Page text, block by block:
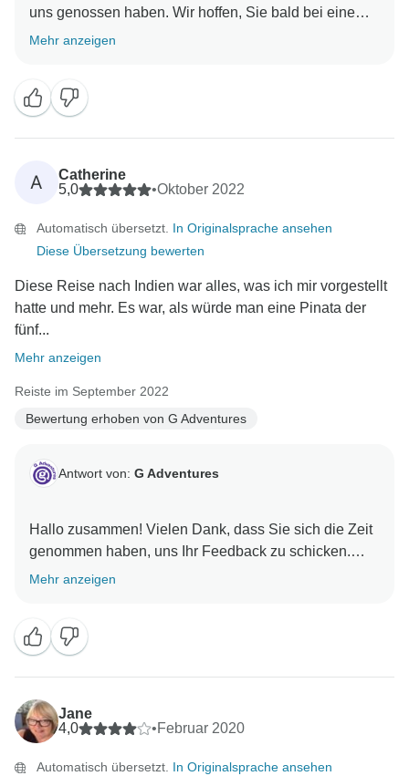
uns genossen haben. Wir hoffen, Sie bald bei einem
Mehr anzeigen
A
Catherine
5,0
•Oktober 2022
Automatisch übersetzt. In Originalsprache ansehen
Diese Übersetzung bewerten
Diese Reise nach Indien war alles, was ich mir vorgestellt
hatte und mehr. Es war, als würde man eine Pinata der
fünf...
Mehr anzeigen
Reiste im September 2022
Bewertung erhoben von G Adventures
Antwort von: G Adventures
Hallo zusammen! Vielen Dank, dass Sie sich die Zeit
genommen haben, uns Ihr Feedback zu schicken.
Mehr anzeigen
Jane
4,0
•Februar 2020
Automatisch übersetzt. In Originalsprache ansehen